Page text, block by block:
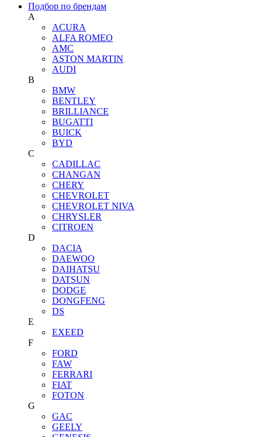
Подбор по брендам
A
ACURA
ALFA ROMEO
AMC
ASTON MARTIN
AUDI
B
BMW
BENTLEY
BRILLIANCE
BUGATTI
BUICK
BYD
C
CADILLAC
CHANGAN
CHERY
CHEVROLET
CHEVROLET NIVA
CHRYSLER
CITROEN
D
DACIA
DAEWOO
DAIHATSU
DATSUN
DODGE
DONGFENG
DS
E
EXEED
F
FORD
FAW
FERRARI
FIAT
FOTON
G
GAC
GEELY